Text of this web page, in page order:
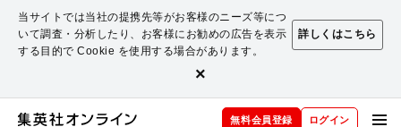
当サイトでは当社の提携先等がお客様のニーズ等につ
いて調査・分析したり、お客様にお勧めの広告を表示
する目的で Cookie を使用する場合があります。
詳しくはこちら
×
無料会員登録 ログイン